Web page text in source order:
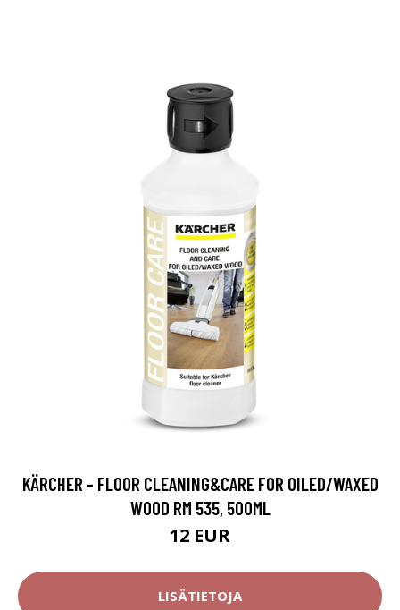
KÄRCHER - FLOOR CLEANING&CARE FOR OILED/WAXED
WOOD RM 535, 500ML
12 EUR
LISÄTIETOJA